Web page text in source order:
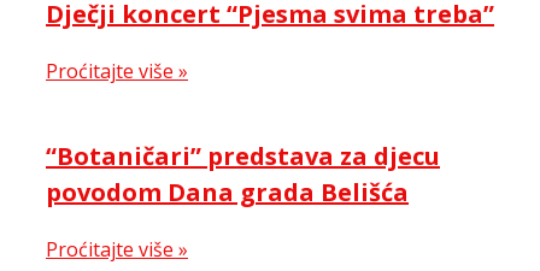
Dječji koncert “Pjesma svima treba”
Proćitajte više »
“Botaničari” predstava za djecu
povodom Dana grada Belišća
Proćitajte više »